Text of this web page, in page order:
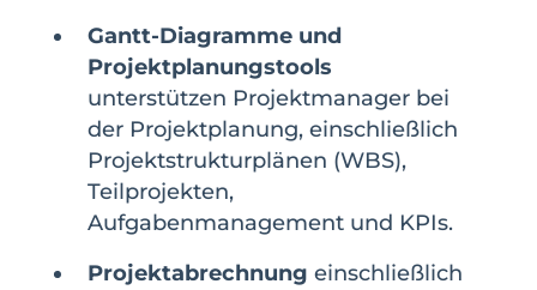
Gantt-Diagramme und
Projektplanungstools
unterstützen Projektmanager bei
der Projektplanung, einschließlich
Projektstrukturplänen (WBS),
Teilprojekten,
Aufgabenmanagement und KPIs.
Projektabrechnung einschließlich